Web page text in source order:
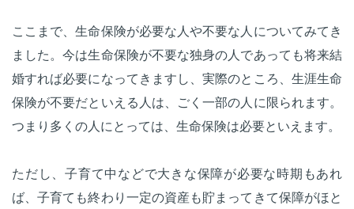
ここまで、生命保険が必要な人や不要な人についてみてき
ました。今は生命保険が不要な独身の人であっても将来結
婚すれば必要になってきますし、実際のところ、生涯生命
保険が不要だといえる人は、ごく一部の人に限られます。
つまり多くの人にとっては、生命保険は必要といえます。
ただし、子育て中などで大きな保障が必要な時期もあれ
ば、子育ても終わり一定の資産も貯まってきて保障がほと